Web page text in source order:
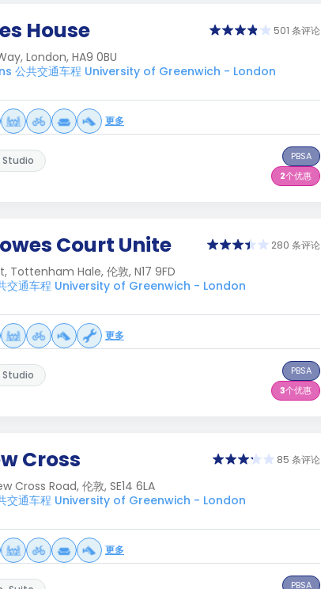
House 501 条评论
London, HA9 0BU
公共交通车程 University of Greenwich - London
更多
Studio
PBSA
2个优惠
Court Unite 280 条评论
Tottenham Hale, 伦敦, N17 9FD
交通车程 University of Greenwich - London
更多
Studio
PBSA
3个优惠
Cross 85 条评论
Cross Road, 伦敦, SE14 6LA
交通车程 University of Greenwich - London
更多
PBSA